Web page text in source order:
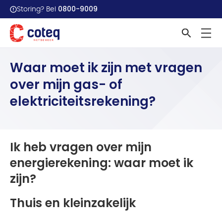
Storing? Bel 0800-9009
Home Veelgestelde vragen
Waar moet ik zijn met vragen
over mijn gas- of
elektriciteitsrekening?
Ik heb vragen over mijn
energierekening: waar moet ik
zijn?
Thuis en kleinzakelijk